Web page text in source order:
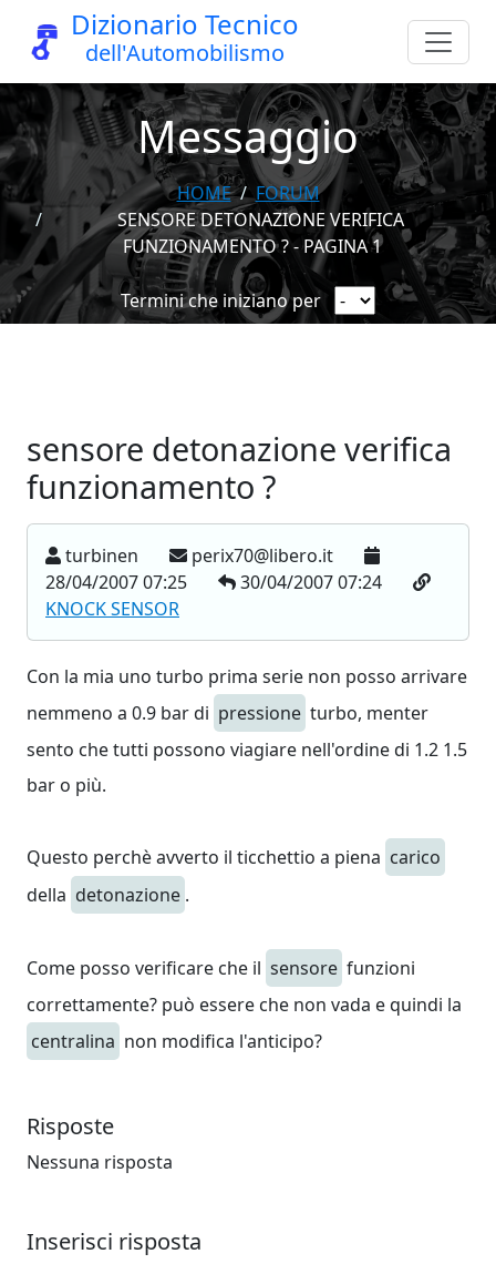
Dizionario Tecnico
dell'Automobilismo
Messaggio
HOME
FORUM
SENSORE DETONAZIONE VERIFICA
FUNZIONAMENTO ? - PAGINA 1
Termini che iniziano per
sensore detonazione verifica
funzionamento ?
turbinen
perix70@libero.it
28/04/2007 07:25
30/04/2007 07:24
KNOCK SENSOR
Con la mia uno turbo prima serie non posso arrivare
nemmeno a 0.9 bar di pressione turbo, menter
sento che tutti possono viagiare nell'ordine di 1.2 1.5
bar o più.
Questo perchè avverto il ticchettio a piena carico
della detonazione .
Come posso verificare che il sensore funzioni
correttamente? può essere che non vada e quindi la
centralina non modifica l'anticipo?
Risposte
Nessuna risposta
Inserisci risposta